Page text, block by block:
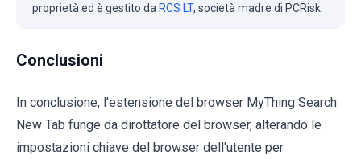
proprietà ed è gestito da RCS LT, società madre di PCRisk.
Conclusioni
In conclusione, l'estensione del browser MyThing Search
New Tab funge da dirottatore del browser, alterando le
impostazioni chiave del browser dell'utente per